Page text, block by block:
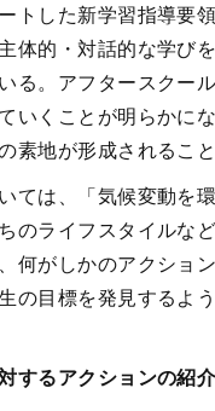
トした新学習指導要
体的・対話的な学び
る。アフタースクー
いくことが明らかに
素地が形成されること
ては、「気候変動を
のライフスタイルな
何がしかのアクショ
の目標を発見するよ
するアクションの紹